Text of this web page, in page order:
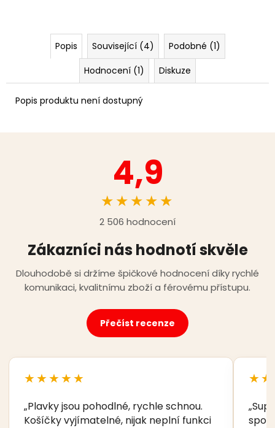
Popis Související (4)
Podobné (1)
Hodnocení (1)
Diskuze
Popis produktu není dostupný
4,9
★★★★★
2 506 hodnocení
Zákazníci nás hodnotí skvěle
Dlouhodobě si držíme špičkové hodnocení díky rychlé
komunikaci, kvalitnímu zboží a férovému přístupu.
Přečíst recenze
★★★★★
„Plavky jsou pohodlné, rychle schnou.
Košíčky vyjímatelné, nijak neplní funkci